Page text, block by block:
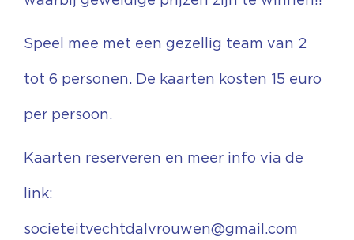
Speel mee met een gezellig team van 2
tot 6 personen. De kaarten kosten 15 euro
per persoon.
Kaarten reserveren en meer info via de
link:
societeitvechtdalvrouwen@gmail.com